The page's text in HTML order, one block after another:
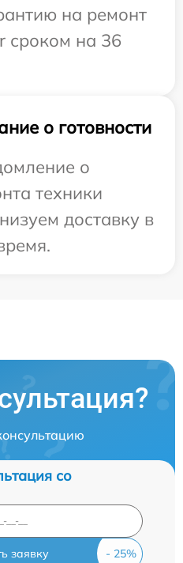
на ремонт
сроком на 36
о готовности
о
техники
доставку в
со
заявку